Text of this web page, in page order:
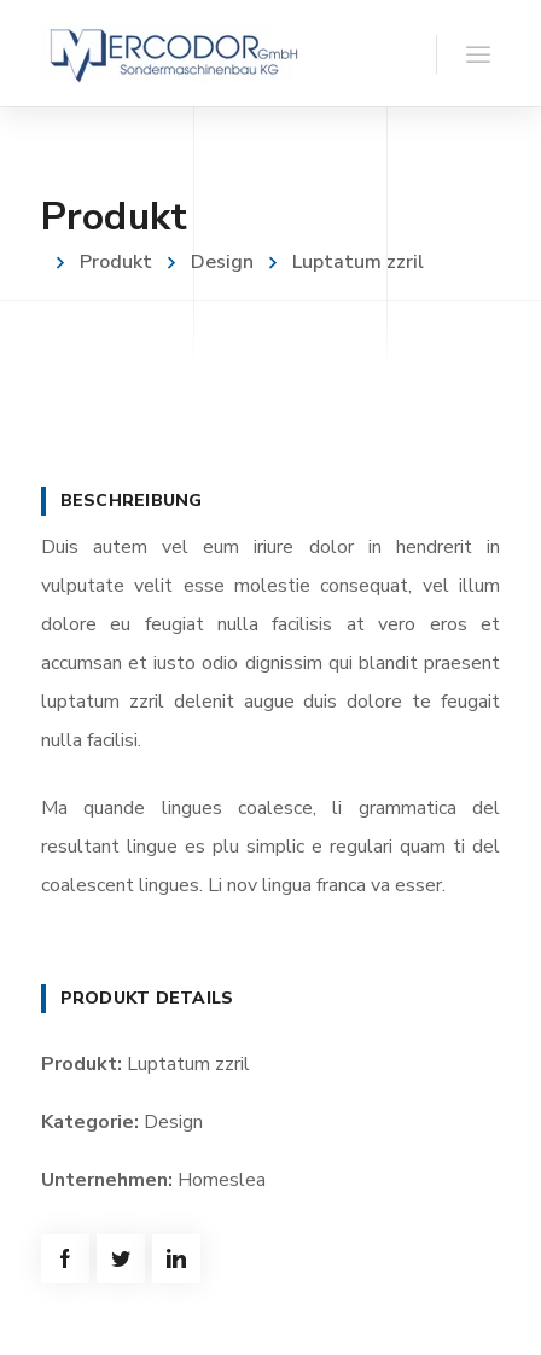
Produkt
Produkt Design Luptatum zzril
BESCHREIBUNG
Duis autem vel eum iriure dolor in hendrerit in
vulputate velit esse molestie consequat, vel illum
dolore eu feugiat nulla facilisis at vero eros et
accumsan et iusto odio dignissim qui blandit praesent
luptatum zzril delenit augue duis dolore te feugait
nulla facilisi.
Ma quande lingues coalesce, li grammatica del
resultant lingue es plu simplic e regulari quam ti del
coalescent lingues. Li nov lingua franca va esser.
PRODUKT DETAILS
Produkt: Luptatum zzril
Kategorie: Design
Unternehmen: Homeslea